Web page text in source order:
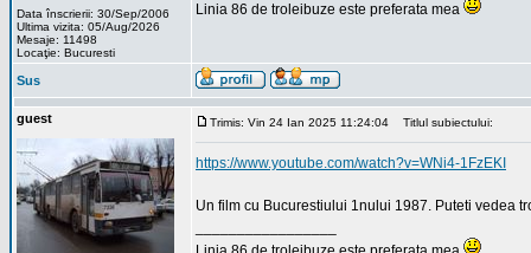
Data înscrierii: 30/Sep/2006
Ultima vizita: 05/Aug/2026
Mesaje: 11498
Locaţie: Bucuresti
Linia 86 de troleibuze este preferata mea
Sus
guest Trimis: Vin 24 Ian 2025 11:24:04 Titlul subiectului:
https://www.youtube.com/watch?v=WNi4-1FzEKI
Un film cu Bucurestiului 1nului 1987. Puteti vedea